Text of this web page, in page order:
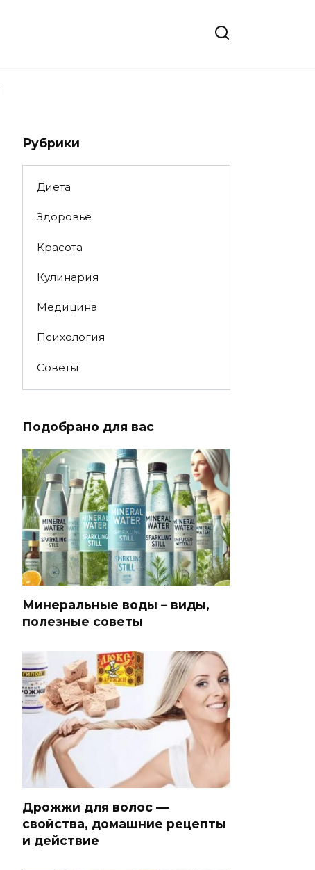
Рубрики
Диета
Здоровье
Красота
Кулинария
Медицина
Психология
Советы
Подобрано для вас
Минеральные воды – виды,
полезные советы
Дрожжи для волос —
свойства, домашние рецепты
и действие